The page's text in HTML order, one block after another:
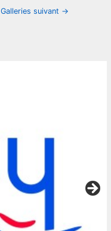
Galleries suivant →